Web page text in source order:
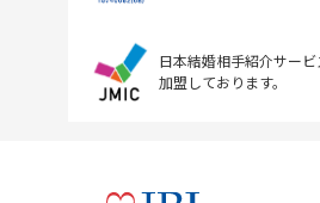
日本結婚相手紹介サービ
加盟しております。